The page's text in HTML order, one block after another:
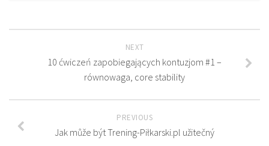
NEXT
10 ćwiczeń zapobiegających kontuzjom #1 –
równowaga, core stability
PREVIOUS
Jak může být Trening-Piłkarski.pl užitečný